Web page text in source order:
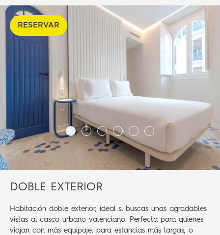
DOBLE EXTERIOR
Habitación doble exterior, ideal si buscas unas agradables
vistas al casco urbano valenciano. Perfecta para quienes
viajan con más equipaje, para estancias más largas, o
RESERVAR